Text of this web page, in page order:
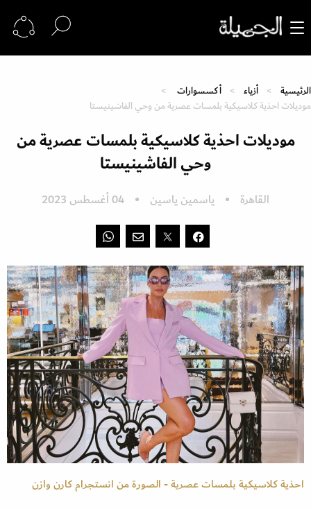
الرئيسية أزياء
أكسسوارات
موديلات احذية كلاسيكية بلمسات عصرية من وحي الفاشينيستا
موديلات احذية كلاسيكية بلمسات عصرية من
وحي الفاشينيستا
القاهرة ياسمين ياسين 04 أغسطس 2023
احذية كلاسيكية بلمسات عصرية - الصورة من انستجرام كارن وازن